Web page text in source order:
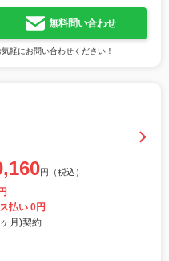
無料問い合わせ
軽にお問い合わせください！
円（税込）
払い 0円
月)契約